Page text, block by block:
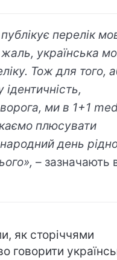
перелік
українська
Тож для того,
ми в 1+1
плюсувати
день
– зазначають
як сторіччями
говорити